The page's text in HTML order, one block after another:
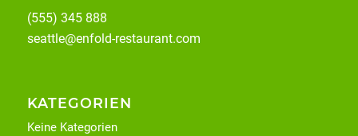
(555) 345 888
seattle@enfold-restaurant.com
KATEGORIEN
Keine Kategorien